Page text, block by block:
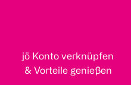
jö Konto verknüpfen
& Vorteile genießen